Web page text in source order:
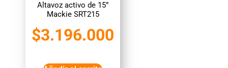
Altavoz activo de 15”
Mackie SRT215
$3.196.000